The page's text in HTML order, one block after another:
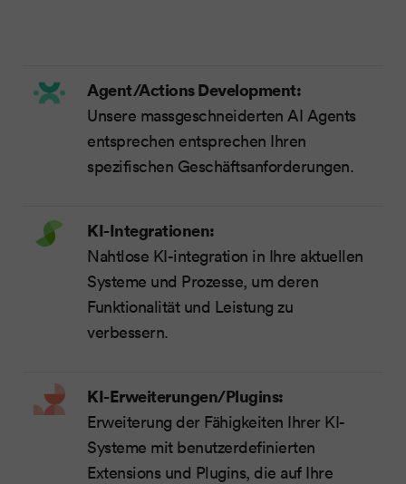
Agent/Actions Development:
Unsere massgeschneiderten AI Agents
entsprechen entsprechen Ihren
spezifischen Geschäftsanforderungen.
KI-Integrationen:
Nahtlose KI-integration in Ihre aktuellen
Systeme und Prozesse, um deren
Funktionalität und Leistung zu
verbessern.
KI-Erweiterungen/Plugins:
Erweiterung der Fähigkeiten Ihrer KI-
Systeme mit benutzerdefinierten
Extensions und Plugins, die auf Ihre